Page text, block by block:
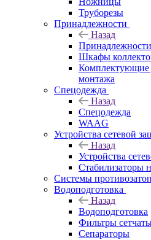
Труборезы
Принадлежности
Назад
Принадлежности
Шкафы
Комплектующие
монтажа
Спецодежда
Назад
Спецодежда
WAAG
Устройства сетевой
Назад
Устройства
Стабилизаторы
Системы
Водоподготовка
Назад
Водоподготовка
Фильтры
Сепараторы